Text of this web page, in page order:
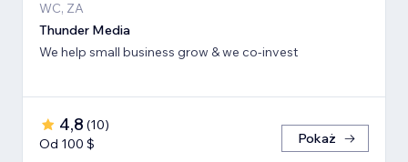
WC, ZA
Thunder Media
We help small business grow & we co-invest
4,8 (10)
Od 100 $
Pokaż